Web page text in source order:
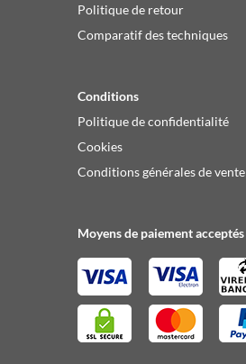
Politique de retour
Comparatif des techniques
Conditions
Politique de confidentialité
Cookies
Conditions générales de vente
Moyens de paiement acceptés